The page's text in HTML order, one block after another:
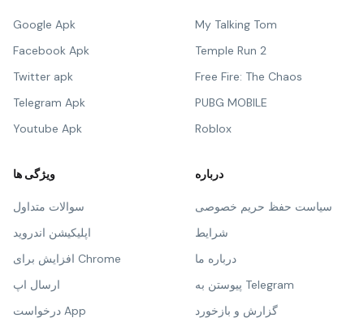
Google Apk
Facebook Apk
Twitter apk
Telegram Apk
Youtube Apk
My Talking Tom
Temple Run 2
Free Fire: The Chaos
PUBG MOBILE
Roblox
ویژگی ها
سوالات متداول
اپلیکیشن اندروید
افزایش برای Chrome
ارسال اپ
درخواست App
درباره
سیاست حفظ حریم خصوصی
شرایط
درباره ما
پیوستن به Telegram
گزارش و بازخورد